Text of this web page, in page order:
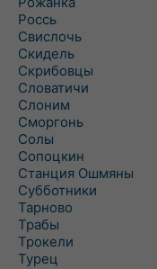
Россь
Свислочь
Скидель
Скрибовцы
Словатичи
Слоним
Сморгонь
Солы
Сопоцкин
Станция Ошмяны
Субботники
Тарново
Трабы
Трокели
Турец